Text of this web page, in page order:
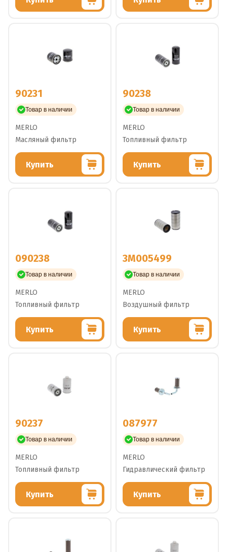
90231
Товар в наличии
MERLO
Масляный фильтр
Купить
90238
Товар в наличии
MERLO
Топливный фильтр
Купить
090238
Товар в наличии
MERLO
Топливный фильтр
Купить
3M005499
Товар в наличии
MERLO
Воздушный фильтр
Купить
90237
Товар в наличии
MERLO
Топливный фильтр
Купить
087977
Товар в наличии
MERLO
Гидравлический фильтр
Купить